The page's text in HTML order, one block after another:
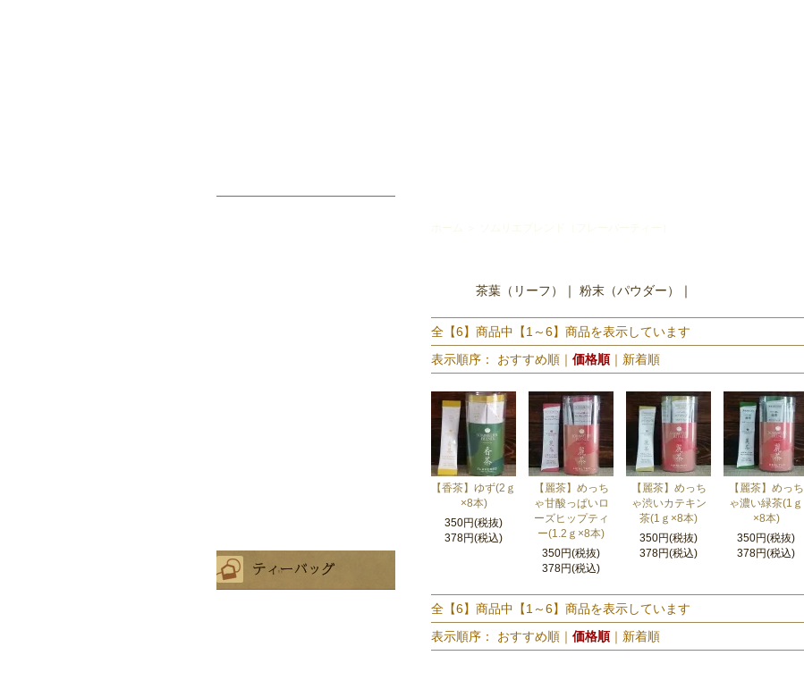
茶葉（リーフ） ｜ 粉末（パウダー） ｜
全【6】商品中【1～6】商品を表示しています
表示順序： おすすめ順 ｜ 価格順｜ 新着順
【香茶】ゆず(2ｇ
×8本)
350円(税抜)
378円(税込)
【麗茶】めっち
ゃ甘酸っぱいロ
ーズヒップティ
ー(1.2ｇ×8本)
350円(税抜)
378円(税込)
【麗茶】めっち
ゃ渋いカテキン
茶(1ｇ×8本)
350円(税抜)
378円(税込)
【麗茶】めっち
ゃ濃い緑茶(1ｇ
×8本)
350円(税抜)
378円(税込)
全【6】商品中【1～6】商品を表示しています
表示順序： おすすめ順 ｜ 価格順｜ 新着順